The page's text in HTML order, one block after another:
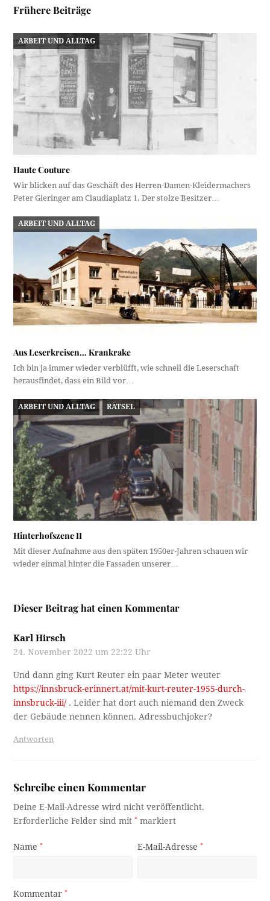
Frühere Beiträge
ARBEIT UND ALLTAG
Haute Couture
Wir blicken auf das Geschäft des Herren-Damen-Kleidermachers
Peter Gieringer am Claudiaplatz 1. Der stolze Besitzer…
ARBEIT UND ALLTAG
Aus Leserkreisen… Krankrake
Ich bin ja immer wieder verblüfft, wie schnell die Leserschaft
herausfindet, dass ein Bild vor…
ARBEIT UND ALLTAG RÄTSEL
Hinterhofszene II
Mit dieser Aufnahme aus den späten 1950er-Jahren schauen wir
wieder einmal hinter die Fassaden unserer…
Dieser Beitrag hat einen Kommentar
Karl Hirsch
24. November 2022 um 22:22 Uhr
Und dann ging Kurt Reuter ein paar Meter weuter
https://innsbruck-erinnert.at/mit-kurt-reuter-1955-durch-
innsbruck-iii/ . Leider hat dort auch niemand den Zweck
der Gebäude nennen können. Adressbuchjoker?
Antworten
Schreibe einen Kommentar
Deine E-Mail-Adresse wird nicht veröffentlicht.
Erforderliche Felder sind mit* markiert
Name* E-Mail-Adresse*
Kommentar*